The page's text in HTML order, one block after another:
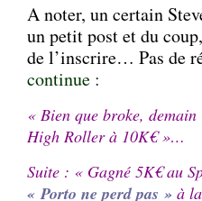
A noter, un certain
un petit post et du
de l’inscrire… Pas de
continue :
« Bien que broke,
High Roller à 10K€ »…
Suite : « Gagné 5K€ au
« Porto ne perd pas » à